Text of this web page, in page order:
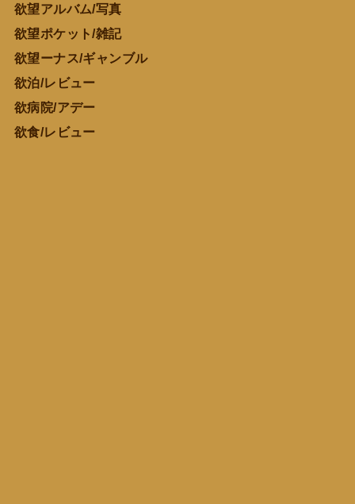
欲望アルバム/写真
欲望ポケット/雑記
欲望ーナス/ギャンブル
欲泊/レビュー
欲病院/アデー
欲食/レビュー